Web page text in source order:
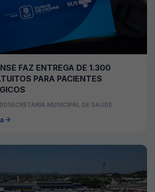
FAZ ENTREGA DE 1.300
PARA PACIENTES
SECRETARIA MUNICIPAL DE SAÚDE